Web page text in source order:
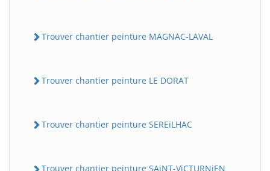
Trouver chantier peinture MAGNAC-LAVAL
Trouver chantier peinture LE DORAT
Trouver chantier peinture SEREiLHAC
Trouver chantier peinture SAiNT-ViCTURNiEN